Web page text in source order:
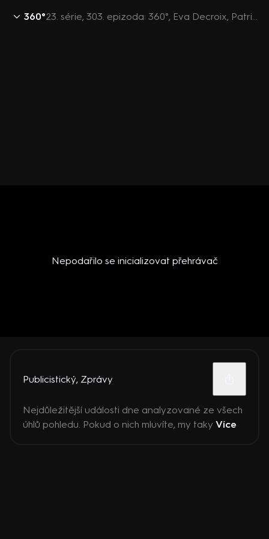
360° 23. série, 303. epizoda: 360°, Eva Decroix, Patrik Nacher, Štěpán Křeček, Petr Bartoň - 30.10. v 21:30
Nepodařilo se inicializovat přehrávač
Publicistický, Zprávy
Nejdůležitější události dne analyzované ze všech
úhlů pohledu. Pokud o nich mluvíte, my taky Více